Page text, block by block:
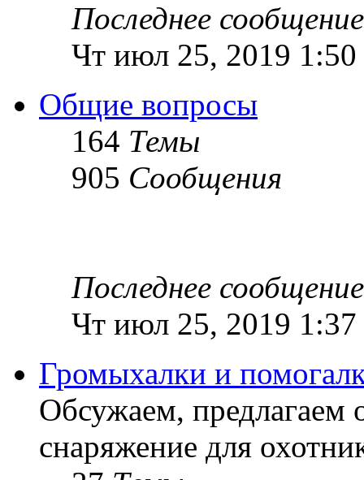
Последнее сообщение
Чт июл 25, 2019 1:50
Общие вопросы
164 Темы
905 Сообщения
Последнее сообщение
Чт июл 25, 2019 1:37
Громыхалки и
Обсужаем, предлагаем
снаряжение для